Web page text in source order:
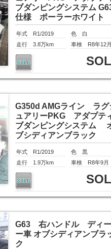
ブダンピングシステム
仕様 ポーラーホワイト
年式 R1/2019
走行 3.8万km
色 白
車検 R8年12
G350d AMGライン ラグ
ュアリーPKG アダプテ
ブダンピングシステム
ブシディアンブラック
年式 R1/2019
走行 1.9万km
色 黒
車検 R8年9月
G63 右ハンドル ディ
ー車 オブシディアンブラ
ク